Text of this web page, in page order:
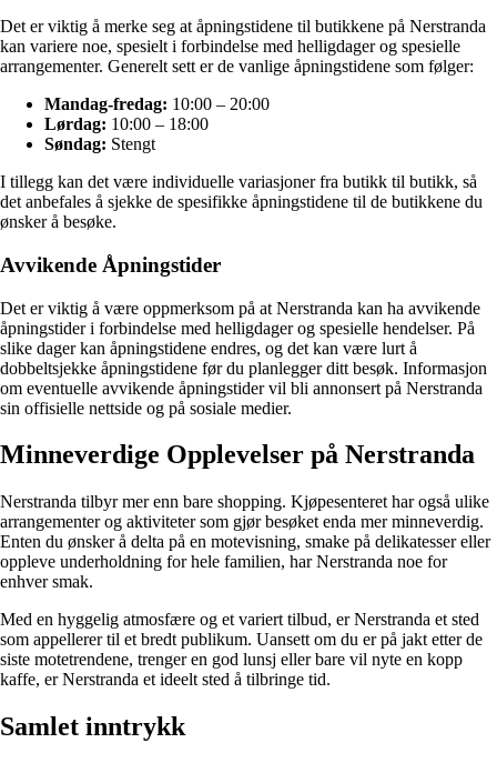
Det er viktig å merke seg at åpningstidene til butikkene på Nerstranda
kan variere noe, spesielt i forbindelse med helligdager og spesielle
arrangementer. Generelt sett er de vanlige åpningstidene som følger:
Mandag-fredag: 10:00 – 20:00
Lørdag: 10:00 – 18:00
Søndag: Stengt
I tillegg kan det være individuelle variasjoner fra butikk til butikk, så
det anbefales å sjekke de spesifikke åpningstidene til de butikkene du
ønsker å besøke.
Avvikende Åpningstider
Det er viktig å være oppmerksom på at Nerstranda kan ha avvikende
åpningstider i forbindelse med helligdager og spesielle hendelser. På
slike dager kan åpningstidene endres, og det kan være lurt å
dobbeltsjekke åpningstidene før du planlegger ditt besøk. Informasjon
om eventuelle avvikende åpningstider vil bli annonsert på Nerstranda
sin offisielle nettside og på sosiale medier.
Minneverdige Opplevelser på Nerstranda
Nerstranda tilbyr mer enn bare shopping. Kjøpesenteret har også ulike
arrangementer og aktiviteter som gjør besøket enda mer minneverdig.
Enten du ønsker å delta på en motevisning, smake på delikatesser eller
oppleve underholdning for hele familien, har Nerstranda noe for
enhver smak.
Med en hyggelig atmosfære og et variert tilbud, er Nerstranda et sted
som appellerer til et bredt publikum. Uansett om du er på jakt etter de
siste motetrendene, trenger en god lunsj eller bare vil nyte en kopp
kaffe, er Nerstranda et ideelt sted å tilbringe tid.
Samlet inntrykk